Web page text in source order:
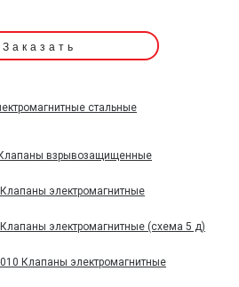
Заказать
стальные
Клапаны взрывозащищенные
электромагнитные
электромагнитные (схема 5 д)
Клапаны электромагнитные